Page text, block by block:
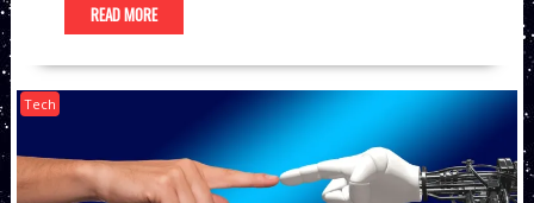
READ MORE
Tech